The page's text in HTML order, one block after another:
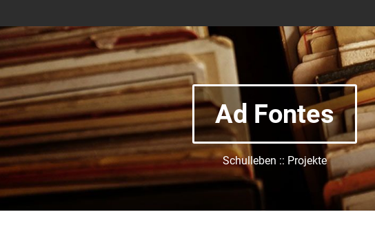
Ad Fontes
Schulleben :: Projekte